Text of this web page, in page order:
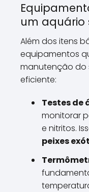
um aquário
Além dos itens
equipamentos
manutenção do
eficiente:
Testes de
monitorar
e nitritos.
peixes